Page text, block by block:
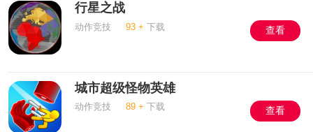
行星之战
动作竞技 93 + 下载 查看
城市超级怪物英雄
动作竞技 89 + 下载 查看